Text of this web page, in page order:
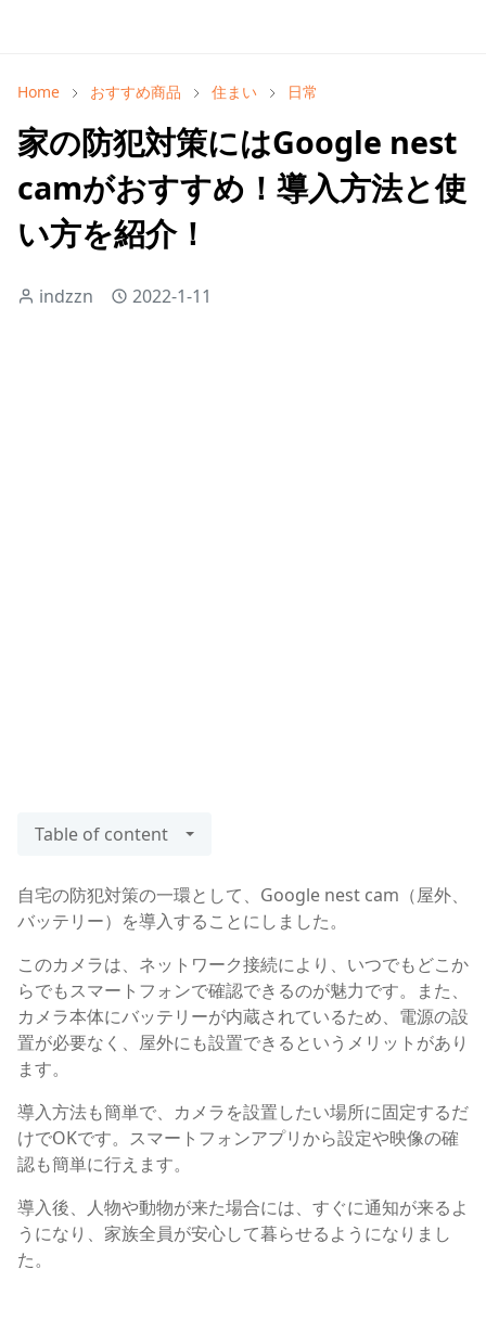
Home おすすめ商品 住まい 日常
家の防犯対策にはGoogle nest
camがおすすめ！導入方法と使
い方を紹介！
indzzn 2022-1-11
Table of content
自宅の防犯対策の一環として、Google nest cam（屋外、
バッテリー）を導入することにしました。
このカメラは、ネットワーク接続により、いつでもどこか
らでもスマートフォンで確認できるのが魅力です。また、
カメラ本体にバッテリーが内蔵されているため、電源の設
置が必要なく、屋外にも設置できるというメリットがあり
ます。
導入方法も簡単で、カメラを設置したい場所に固定するだ
けでOKです。スマートフォンアプリから設定や映像の確
認も簡単に行えます。
導入後、人物や動物が来た場合には、すぐに通知が来るよ
うになり、家族全員が安心して暮らせるようになりまし
た。